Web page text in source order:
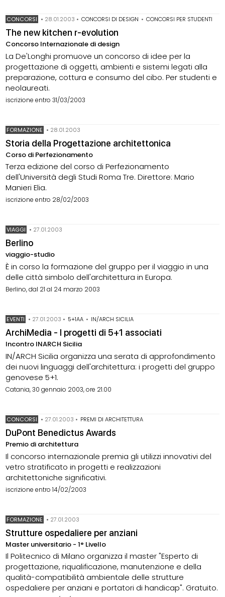
CONCORSI • 28.01.2003 • CONCORSI DI DESIGN • CONCORSI PER STUDENTI
The new kitchen r-evolution
Concorso Internazionale di design
La De'Longhi promuove un concorso di idee per la
progettazione di oggetti, ambienti e sistemi legati alla
preparazione, cottura e consumo del cibo. Per studenti e
neolaureati.
iscrizione entro 31/03/2003
FORMAZIONE • 28.01.2003
Storia della Progettazione architettonica
Corso di Perfezionamento
Terza edizione del corso di Perfezionamento
dell'Università degli Studi Roma Tre. Direttore: Mario
Manieri Elia.
iscrizione entro 28/02/2003
VIAGGI • 27.01.2003
Berlino
viaggio-studio
È in corso la formazione del gruppo per il viaggio in una
delle città simbolo dell'architettura in Europa.
Berlino, dal 21 al 24 marzo 2003
EVENTI • 27.01.2003 • 5+1AA • IN/ARCH SICILIA
ArchiMedia - I progetti di 5+1 associati
Incontro INARCH Sicilia
IN/ARCH Sicilia organizza una serata di approfondimento
dei nuovi linguaggi dell'architettura: i progetti del gruppo
genovese 5+1.
Catania, 30 gennaio 2003, ore 21.00
CONCORSI • 27.01.2003 • PREMI DI ARCHITETTURA
DuPont Benedictus Awards
Premio di architettura
Il concorso internazionale premia gli utilizzi innovativi del
vetro stratificato in progetti e realizzazioni
architettoniche significativi.
iscrizione entro 14/02/2003
FORMAZIONE • 27.01.2003
Strutture ospedaliere per anziani
Master universitario - 1° Livello
Il Politecnico di Milano organizza il master "Esperto di
progettazione, riqualificazione, manutenzione e della
qualità-compatibilità ambientale delle strutture
ospedaliere per anziani e portatori di handicap". Gratuito.